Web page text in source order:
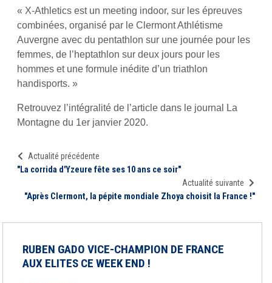
« X-Athletics est un meeting indoor, sur les épreuves
combinées, organisé par le Clermont Athlétisme
Auvergne avec du pentathlon sur une journée pour les
femmes, de l’heptathlon sur deux jours pour les
hommes et une formule inédite d’un triathlon
handisports. »
Retrouvez l’intégralité de l’article dans le journal La
Montagne du 1er janvier 2020.
Actualité précédente
"La corrida d'Yzeure fête ses 10 ans ce soir"
Actualité suivante
"Après Clermont, la pépite mondiale Zhoya choisit la France !"
RUBEN GADO VICE-CHAMPION DE FRANCE
AUX ELITES CE WEEK END !